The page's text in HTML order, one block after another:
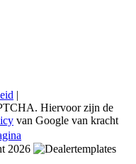
|
Hiervoor zijn de
van Google van kracht
2026